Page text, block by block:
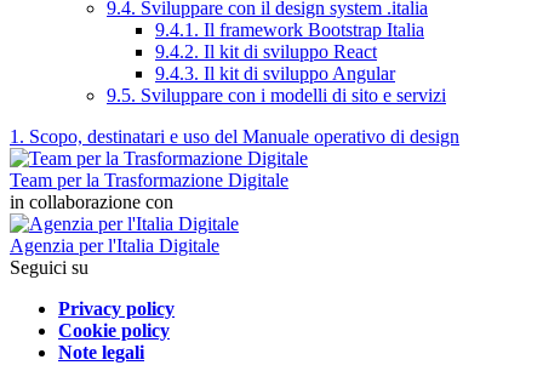
9.4. Sviluppare con il design system .italia
9.4.1. Il framework Bootstrap Italia
9.4.2. Il kit di sviluppo React
9.4.3. Il kit di sviluppo Angular
9.5. Sviluppare con i modelli di sito e servizi
1. Scopo, destinatari e uso del Manuale operativo di design
Team per la Trasformazione Digitale
in collaborazione con
Agenzia per l'Italia Digitale
Seguici su
Privacy policy
Cookie policy
Note legali